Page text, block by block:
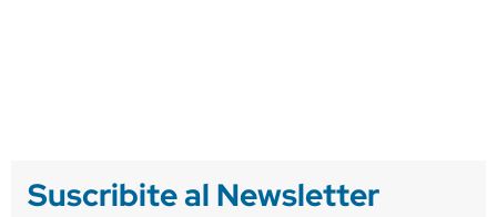
Suscribite al Newsletter